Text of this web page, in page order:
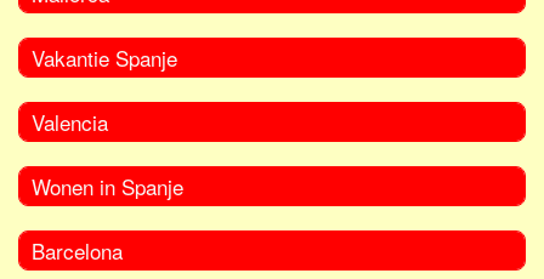
Vakantie Spanje
Valencia
Wonen in Spanje
Barcelona